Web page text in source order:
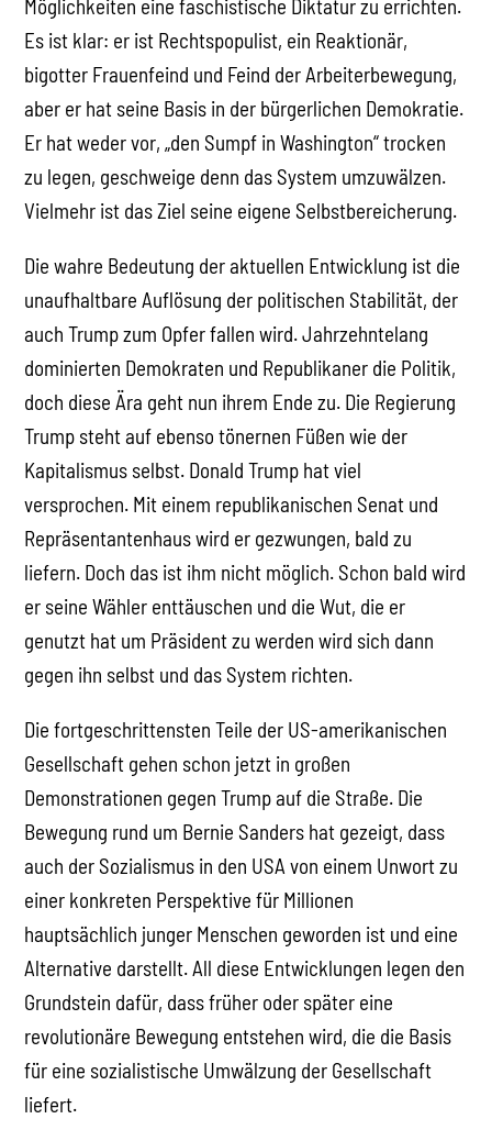
Möglichkeiten eine faschistische Diktatur zu errichten.
Es ist klar: er ist Rechtspopulist, ein Reaktionär,
bigotter Frauenfeind und Feind der Arbeiterbewegung,
aber er hat seine Basis in der bürgerlichen Demokratie.
Er hat weder vor, „den Sumpf in Washington“ trocken
zu legen, geschweige denn das System umzuwälzen.
Vielmehr ist das Ziel seine eigene Selbstbereicherung.
Die wahre Bedeutung der aktuellen Entwicklung ist die
unaufhaltbare Auflösung der politischen Stabilität, der
auch Trump zum Opfer fallen wird. Jahrzehntelang
dominierten Demokraten und Republikaner die Politik,
doch diese Ära geht nun ihrem Ende zu. Die Regierung
Trump steht auf ebenso tönernen Füßen wie der
Kapitalismus selbst. Donald Trump hat viel
versprochen. Mit einem republikanischen Senat und
Repräsentantenhaus wird er gezwungen, bald zu
liefern. Doch das ist ihm nicht möglich. Schon bald wird
er seine Wähler enttäuschen und die Wut, die er
genutzt hat um Präsident zu werden wird sich dann
gegen ihn selbst und das System richten.
Die fortgeschrittensten Teile der US-amerikanischen
Gesellschaft gehen schon jetzt in großen
Demonstrationen gegen Trump auf die Straße. Die
Bewegung rund um Bernie Sanders hat gezeigt, dass
auch der Sozialismus in den USA von einem Unwort zu
einer konkreten Perspektive für Millionen
hauptsächlich junger Menschen geworden ist und eine
Alternative darstellt. All diese Entwicklungen legen den
Grundstein dafür, dass früher oder später eine
revolutionäre Bewegung entstehen wird, die die Basis
für eine sozialistische Umwälzung der Gesellschaft
liefert.